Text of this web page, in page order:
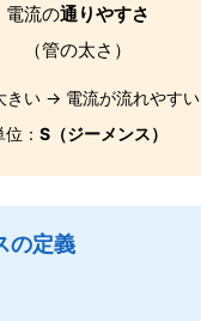
電流の通りやすさ
（管の太さ）
きい → 電流が流れやすい
位： S（ジーメンス）
の定義